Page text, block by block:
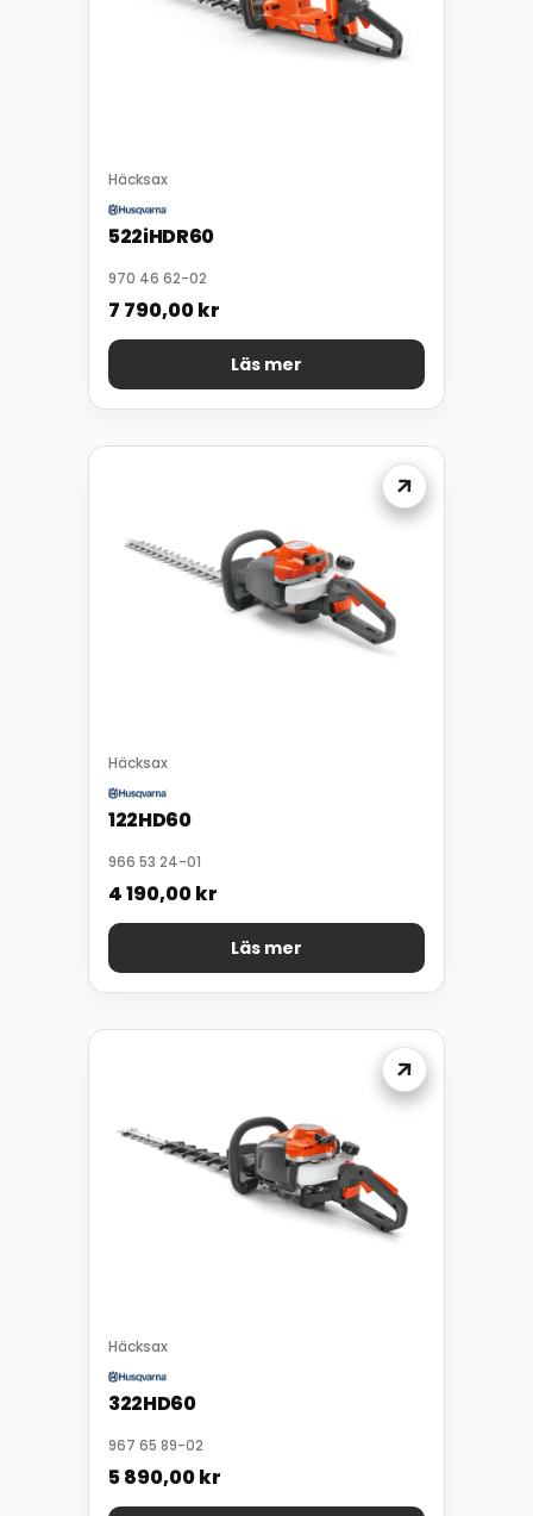
Häcksax
522iHDR60
970 46 62-02
7 790,00kr
Läs mer
Häcksax
122HD60
966 53 24-01
4 190,00kr
Läs mer
Häcksax
322HD60
967 65 89-02
5 890,00kr